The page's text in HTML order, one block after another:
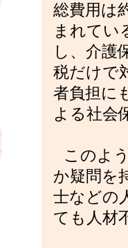
総費用は
まれてい
し、介護
税だけで
者負担に
よる社会
このよ
か疑問を
士などの
ても人材